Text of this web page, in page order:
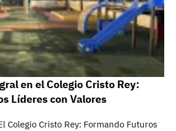
en el Colegio Cristo Rey:
Líderes con Valores
Colegio Cristo Rey: Formando Futuros